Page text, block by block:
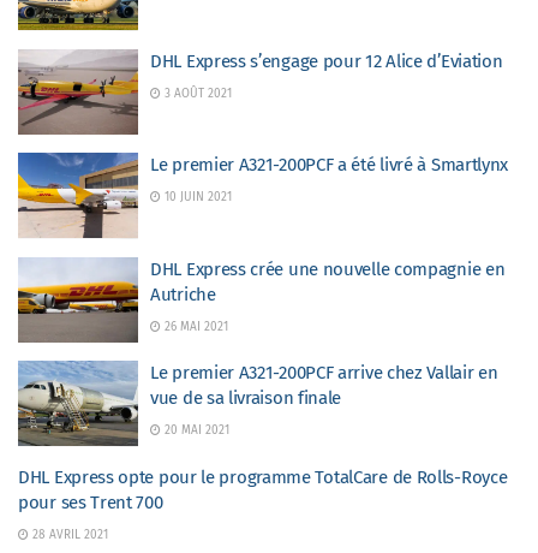
DHL Express s’engage pour 12 Alice d’Eviation
3 AOÛT 2021
Le premier A321-200PCF a été livré à Smartlynx
10 JUIN 2021
DHL Express crée une nouvelle compagnie en
Autriche
26 MAI 2021
Le premier A321-200PCF arrive chez Vallair en
vue de sa livraison finale
20 MAI 2021
DHL Express opte pour le programme TotalCare de Rolls-Royce
pour ses Trent 700
28 AVRIL 2021